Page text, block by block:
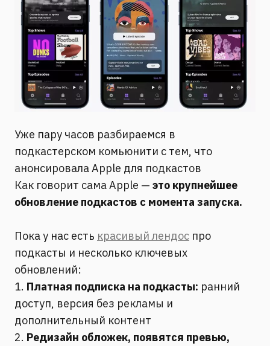
Уже пару часов разбираемся в
подкастерском комьюнити с тем, что
анонсировала Apple для подкастов
Как говорит сама Apple — это крупнейшее
обновление подкастов с момента запуска.
Пока у нас есть красивый лендос про
подкасты и несколько ключевых
обновлений:
1. Платная подписка на подкасты: ранний
доступ, версия без рекламы и
дополнительный контент
2. Редизайн обложек, появятся превью,